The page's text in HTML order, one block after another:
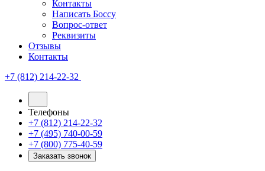
Контакты
Написать Боссу
Вопрос-ответ
Реквизиты
Отзывы
Контакты
+7 (812) 214-22-32
Телефоны
+7 (812) 214-22-32
+7 (495) 740-00-59
+7 (800) 775-40-59
Заказать звонок